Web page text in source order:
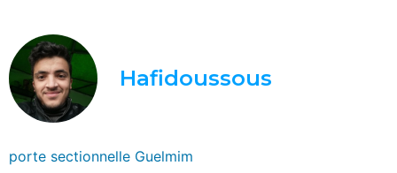
Hafidoussous
porte sectionnelle Guelmim